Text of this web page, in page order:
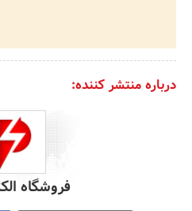
درباره منتشر کننده:
فروشگاه